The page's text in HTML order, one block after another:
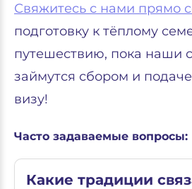
Свяжитесь с нами прямо
подготовку к тёплому
путешествию, пока наши
займутся сбором и
визу!
Часто задаваемые вопросы:
Какие традиции